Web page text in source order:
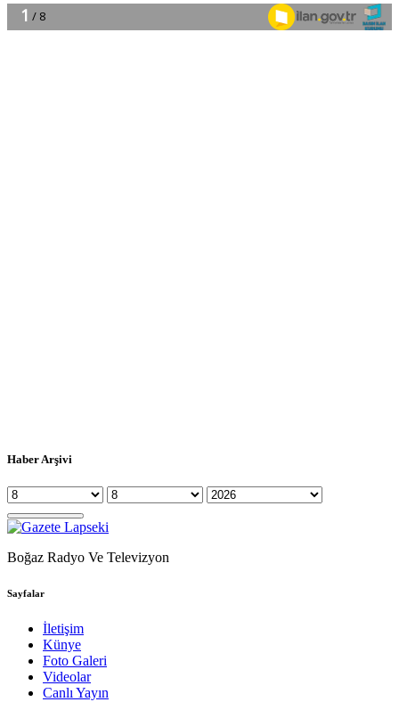
Haber Arşivi
Boğaz Radyo Ve Televizyon
Sayfalar
İletişim
Künye
Foto Galeri
Videolar
Canlı Yayın